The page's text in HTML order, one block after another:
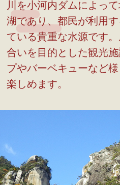
川を小河内ダムによっ
湖であり、都民が利用
ている貴重な水源です
合いを目的とした観光
プやバーベキューなど
楽しめます。